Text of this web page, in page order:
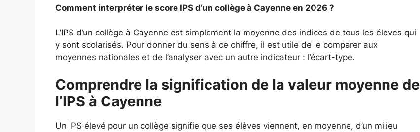
Comment interpréter le score IPS d’un collège à Cayenne en 2026 ?
L’IPS d’un collège à Cayenne est simplement la moyenne des indices de tous les élèves qui
y sont scolarisés. Pour donner du sens à ce chiffre, il est utile de le comparer aux
moyennes nationales et de l’analyser avec un autre indicateur : l’écart-type.
Comprendre la signification de la valeur moyenne de
l’IPS à Cayenne
Un IPS élevé pour un collège signifie que ses élèves viennent, en moyenne, d’un milieu